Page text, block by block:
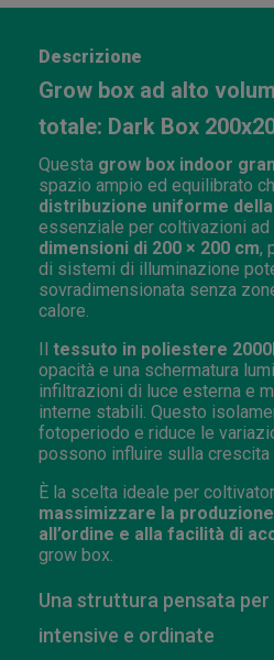
Descrizione
Grow box ad alto
totale: Dark Box
Questa grow box indoor
spazio ampio ed equilibrato
distribuzione uniforme della
essenziale per coltivazioni ad
dimensioni di 200 × 200 cm,
di sistemi di illuminazione
sovradimensionata senza
calore.
Il tessuto in poliestere
opacità e una schermatura
infiltrazioni di luce esterna e
interne stabili. Questo
fotoperiodo e riduce le
possono influire sulla crescita
È la scelta ideale per
massimizzare la
all’ordine e alla facilità di
grow box.
Una struttura pensata
intensive e ordinate